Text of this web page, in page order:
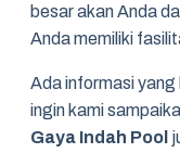
besar akan Anda
Anda memiliki
Ada informasi yang
ingin kami
Gaya Indah Pool